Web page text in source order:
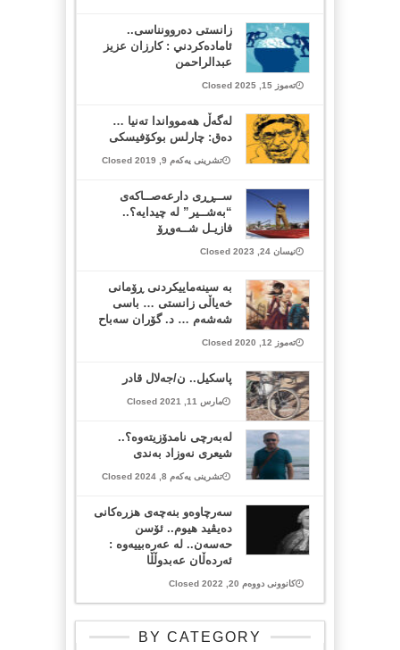
زانستی دەروونناسی..
ئامادەكردني : كارزان عزيز
عبدالراحمن
تەموز 15, 2025 Closed
له‌گه‌ڵ هه‌موواندا ته‌نیا …
ده‌ق: چارلس بوکۆفیسکی
تشرینی یەکەم 9, 2019 Closed
ســڕڕی دارعەصــاکەی
“بەشــیر” لە چیدایە؟..
فازیـل شــەوڕۆ
نیسان 24, 2023 Closed
بە سینەماییکردنی ڕۆمانی
خەیاڵی زانستی … باسی
شەشەم … د. گۆران سەباح
تەموز 12, 2020 Closed
پاسکیل.. ن/جەلال قادر
مارس 11, 2021 Closed
لەبەرچی نامدۆزیتەوە؟..
شیعری نەوزاد بەندی
تشرینی یەکەم 8, 2024 Closed
سەرچاوەو بنەچەی هزرەکانی
دەیڤید هیوم.. ئۆسن
حەسەن.. لە عەرەبییەوە :
ئەردەڵان عەبدوڵڵا
کانوونی دووەم 20, 2022 Closed
BY CATEGORY